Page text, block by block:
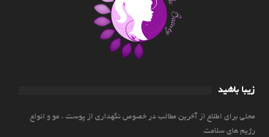
زیبا باشید
محلی برای اطلاع از آخرین مطالب در خصوص نگهداری از پوست ، مو و انواع
رژیم های سلامت